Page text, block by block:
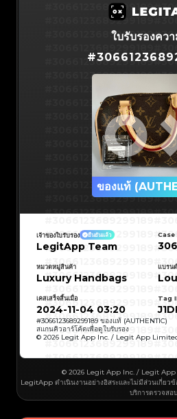
#3066123689299189
#3066123689299189
#3066123689299189
#3066123689299189
#3066123689299189
#3066123689299189
#3066123689299189
#3066123689299189
#3066123689299189
#3066123689299189
#3066123689299189
#3066123689299189
#3066123689299189
#3066123689299189
#3066123689299189
#3066123689299189
#3066123689299189
#3066123689299189
#3066123689299189
#3066123689299189
#3066123689299189
#3066123689299189
#3066123689299189
#3066123689299189
#3066123689299189
#3066123689299189
ใบรับรองคว
#
ของแท้
#3066123689299189
#3066123689299189
#3066123689299189
#3066123689299189
#3066123689299189
#3066123689299189
#3066123689299189
#3066123689299189
#3066123689299189
#3066123689299189
#3066123689299189
#3066123689299189
เจ้าของใบรับรอง ยืนยันแล้ว
LegitApp Team
Case
หมวดหมู่สินค้า
Luxury Handbags
แบรน
เคสเสร็จสิ้นเมื่อ
2024-11-04 03:20
Tag
#3066123689299189 ของแท้ (AUTHENTIC)
สแกนคิวอาร์โค้ดเพื่อดูใบรับรอง
© 2026 Legit App Inc. / Legit App
© 2026 Legit App Inc. / Legit
LegitApp ดำเนินงานอย่างอิสระและไม่มีส่วนเกี่ย
บริการตรวจสอบ